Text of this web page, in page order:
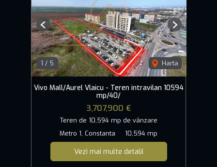
1 / 5 Harta
Previous Next
Vivo Mall/Aurel Vlaicu - Teren intravilan 10594
mp/40/
3,707,900 €
Teren de 10,594 mp de vânzare
Metro 1, Constanta
10,594 mp
Vezi mai multe detalii